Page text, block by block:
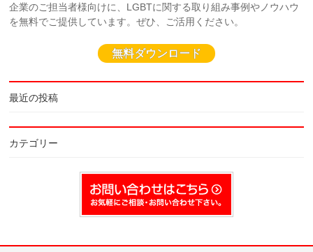
企業のご担当者様向けに、LGBTに関する取り組み事例やノウハウ
を無料でご提供しています。ぜひ、ご活用ください。
無料ダウンロード
最近の投稿
カテゴリー